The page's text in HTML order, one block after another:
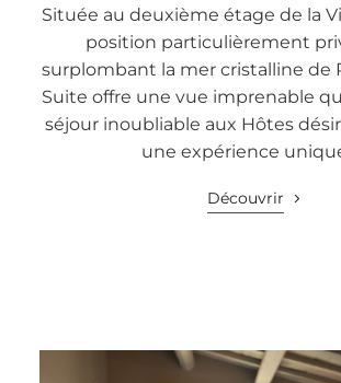
Située au deuxième étage de la
position particulièrement
surplombant la mer cristalline de
Suite offre une vue imprenable
séjour inoubliable aux Hôtes
une expérience
Découvrir